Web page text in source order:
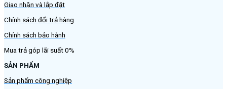
Giao nhận và lắp đặt
Chính sách đổi trả hàng
Chính sách bảo hành
Mua trả góp lãi suất 0%
SẢN PHẨM
Sản phẩm công nghiệp